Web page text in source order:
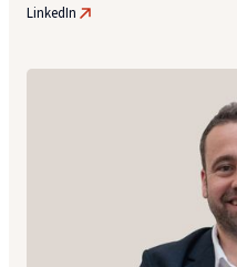
LinkedIn